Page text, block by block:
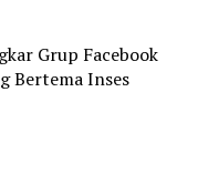
Grup Facebook
Bertema Inses